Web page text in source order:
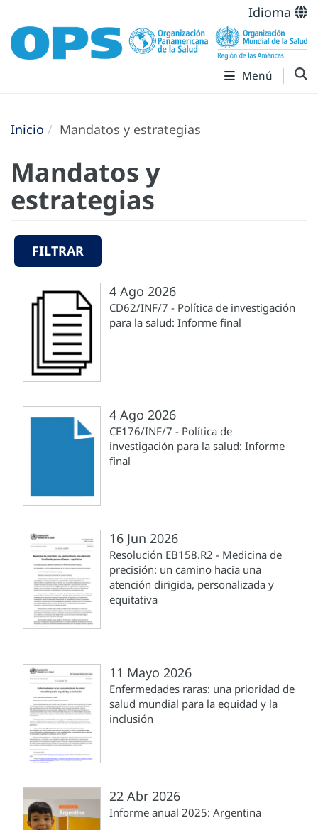
Idioma
Menú
Inicio Mandatos y estrategias
Mandatos y
estrategias
FILTRAR
4 Ago 2026
CD62/INF/7 - Política de investigación
para la salud: Informe final
4 Ago 2026
CE176/INF/7 - Política de
investigación para la salud: Informe
final
16 Jun 2026
Resolución EB158.R2 - Medicina de
precisión: un camino hacia una
atención dirigida, personalizada y
equitativa
11 Mayo 2026
Enfermedades raras: una prioridad de
salud mundial para la equidad y la
inclusión
22 Abr 2026
Informe anual 2025: Argentina